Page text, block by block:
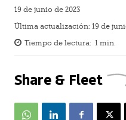
19 de junio de 2023
Última actualización: 19 de
Tiempo de lectura: 1 min.
Share & Fleet